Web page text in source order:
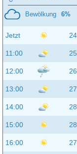
Bewölkung 6%
Jetzt
11:00
12:00
13:00
14:00
15:00
16:00